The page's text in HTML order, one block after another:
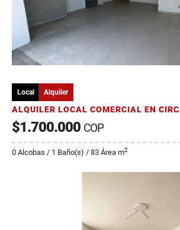
Local Alquiler
$1.700.000 COP
0 Alcobas / 1 Baño(s) / 83 Área m2